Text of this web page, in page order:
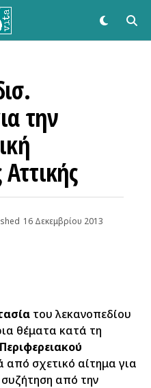
την
16 Δεκεμβρίου 2013
του λεκανοπεδίου
θέματα κατά τη
Περιφερειακού
από σχετικό αίτημα για
συζήτηση από την